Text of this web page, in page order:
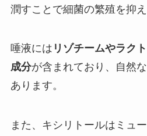
潤すことで細菌の繁殖を抑え
唾液には リゾチームやラク
成分が含まれており、自然
あります。
また、キシリトールはミュ